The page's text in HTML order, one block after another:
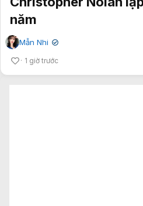
năm
Mẫn Nhi ✔
1 giờ trước